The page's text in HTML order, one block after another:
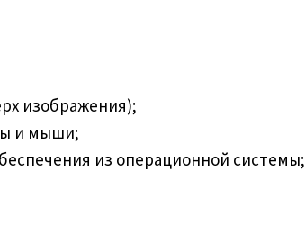
изображения);
и мыши;
из операционной системы;